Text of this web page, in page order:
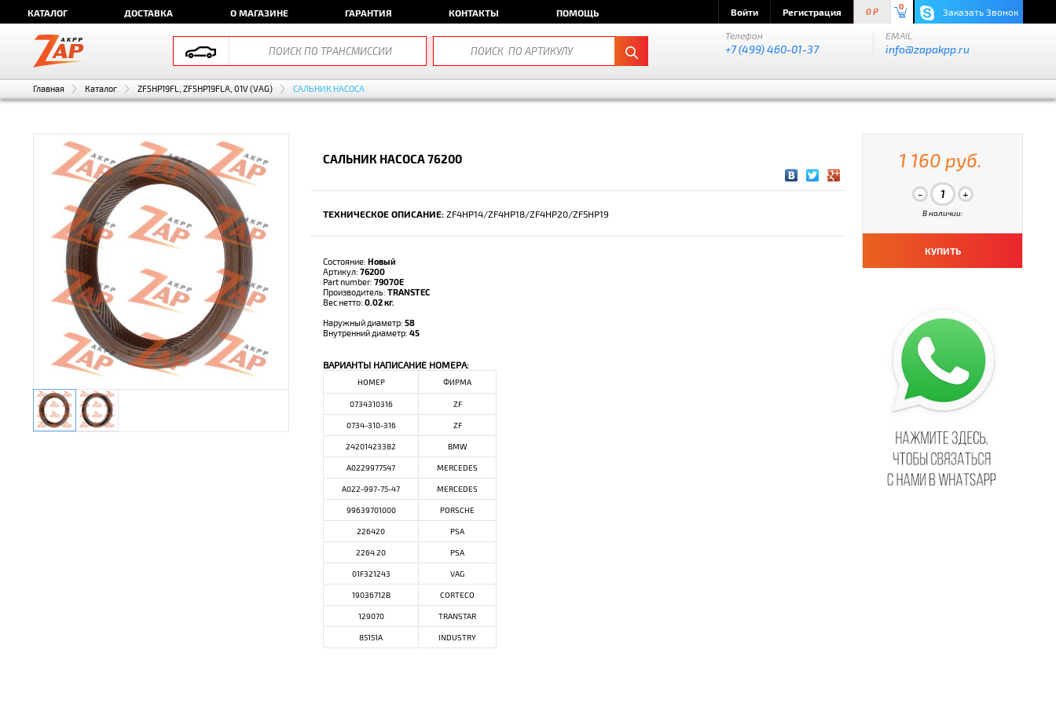
КАТАЛОГ ДОСТАВКА О МАГАЗИНЕ ГАРАНТИЯ КОНТАКТЫ ПОМОЩЬ Войти Регистрация 0 P
0 Заказать Звонок
Телефон
+7 (499) 460-01-37
EMAIL
info@zapakpp.ru
Главная Каталог ZF5HP19FL, ZF5HP19FLA, 01V (VAG) САЛЬНИК НАСОСА
САЛЬНИК НАСОСА 76200
ТЕХНИЧЕСКОЕ ОПИСАНИЕ: ZF4HP14/ZF4HP18/ZF4HP20/ZF5HP19
Состояние: Новый
Артикул: 76200
Part number: 79070E
Производитель: TRANSTEC
Вес нетто: 0.02 кг.
Наружный диаметр: 58
Внутренний диаметр: 45
ВАРИАНТЫ НАПИСАНИЕ НОМЕРА:
НОМЕР ФИРМА
0734310316 ZF
0734-310-316 ZF
24201423382 BMW
A0229977547 MERCEDES
A022-997-75-47 MERCEDES
99639701000 PORSCHE
226420 PSA
2264.20 PSA
01F321243 VAG
19036712B CORTECO
129070 TRANSTAR
85151A INDUSTRY
1 160 руб.
В наличии:
КУПИТЬ